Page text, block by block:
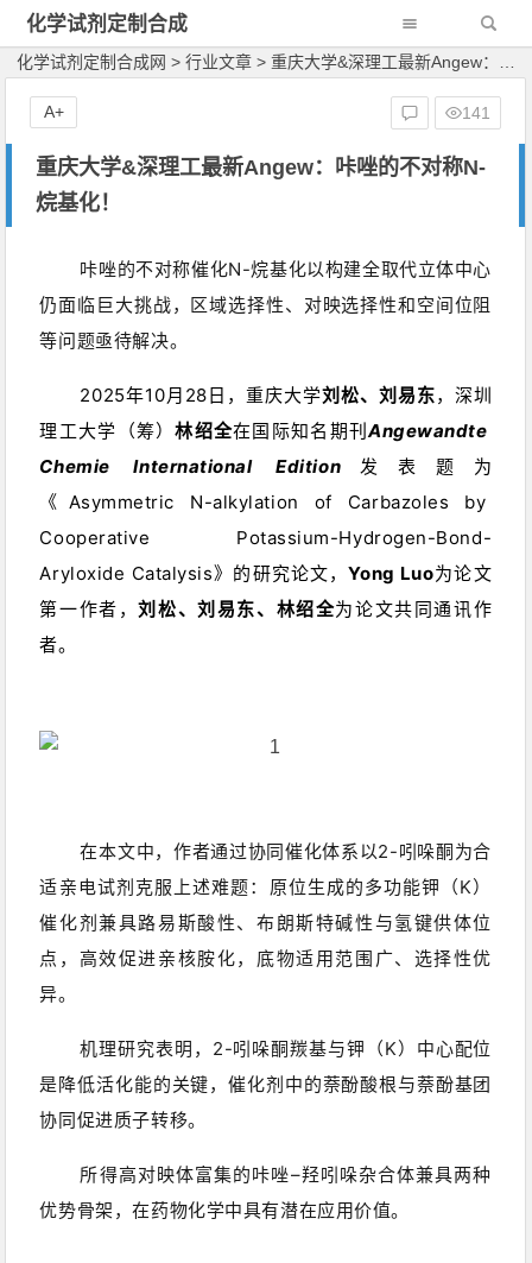
化学试剂定制合成
网
化学试剂定制合成网 > 行业文章 > 重庆大学&深理工最新Angew：咔唑的不对称N-烷基化！
重庆大学&深理工最新Angew：咔唑的不对称N-
烷基化！
141
A+
咔唑的不对称催化N-烷基化以构建全取代立体中心
仍面临巨大挑战，区域选择性、对映选择性和空间位阻
等问题亟待解决。
2025年10月 28日，重庆大学刘松、刘易东，深圳
理工大学（筹）林绍全在国际知名期刊Angewandte
Chemie International Edition 发表题为
《Asymmetric N-alkylation of Carbazoles by
Cooperative Potassium-Hydrogen-Bond-
Aryloxide Catalysis》的研究论文，Yong Luo为论文
第一作者，刘松、刘易东、 林绍全为论文共同通讯作
者。
在本文中，作者通过协同催化体系以2-吲哚酮为合
适亲电试剂克服上述难题：原位生成的多功能钾（K）
催化剂兼具路易斯酸性、布朗斯特碱性与氢键供体位
点，高效促进亲核胺化，底物适用范围广、选择性优
异。
机理研究表明， 2-吲哚酮羰基与钾（K）中心配位
是降低活化能的关键，催化剂中的萘酚酸根与萘酚基团
协同促进质子转移。
所得高对映体富集的咔唑–羟吲哚杂合体兼具两种
优势骨架，在药物化学中具有潜在应用价值。